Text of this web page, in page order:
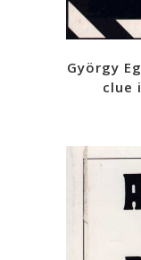
György
clue